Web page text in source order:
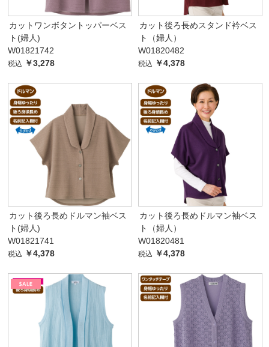
カットワンボタントッパーベス
ト(婦人)
W01821742
税込 ￥3,278
カット後ろ長めスタンド衿ベス
ト（婦人）
W01820482
税込 ￥4,378
カット後ろ長めドルマン袖ベス
ト(婦人)
W01821741
税込 ￥4,378
カット後ろ長めドルマン袖ベス
ト（婦人）
W01820481
税込 ￥4,378